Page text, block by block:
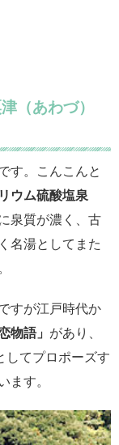
（あわづ）
す。こんこんと
ウム硫酸塩泉
泉質が濃く、古
名湯としてまた
すが江戸時代か
物語」 があり、
してプロポーズす
ます。